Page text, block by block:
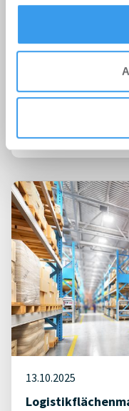
11.11.2025
CA Immo
Frankfurter
vollständig
Büro | Deals
13.10.2025